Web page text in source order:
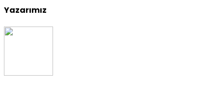
Yazarımız